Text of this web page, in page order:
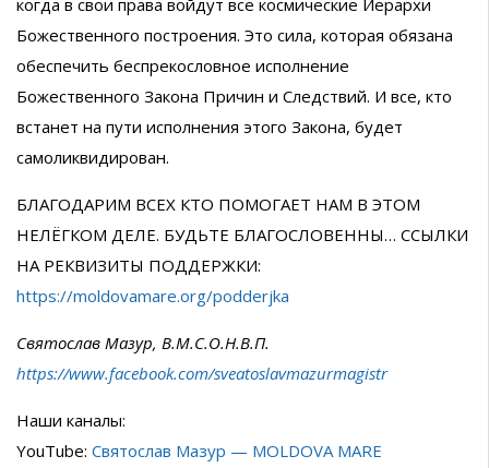
Божественного построения. Это сила, которая обязана
обеспечить беспрекословное исполнение
Божественного Закона Причин и Следствий. И все, кто
встанет на пути исполнения этого Закона, будет
самоликвидирован.
БЛАГОДАРИМ ВСЕХ КТО ПОМОГАЕТ НАМ В ЭТОМ
НЕЛЁГКОМ ДЕЛЕ. БУДЬТЕ БЛАГОСЛОВЕННЫ… ССЫЛКИ
НА РЕКВИЗИТЫ ПОДДЕРЖКИ:
https://moldovamare.org/podderjka
Святослав Мазур, В.М.С.О.Н.В.П.
https://www.facebook.com/sveatoslavmazurmagistr
Наши каналы:
YouTube: Святослав Мазур — MOLDOVA MARE